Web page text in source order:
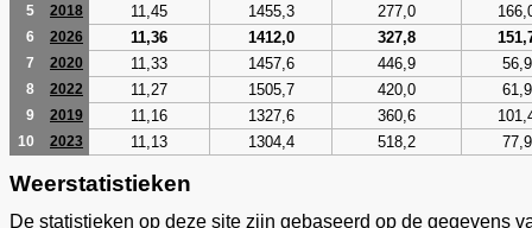
5 2018 11,45 1455,3 277,0
6 2026 11,36 1412,0 327,8
7 2020 11,33 1457,6 446,9 56,9
8 2022 11,27 1505,7 420,0 61,9
9 2019 11,16 1327,6 360,6
10 2023 11,13 1304,4 518,2 77,9
Weerstatistieken
De statistieken op deze site zijn gebaseerd op de gegevens